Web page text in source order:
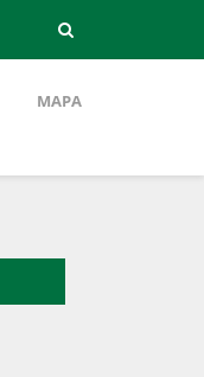
MAPA